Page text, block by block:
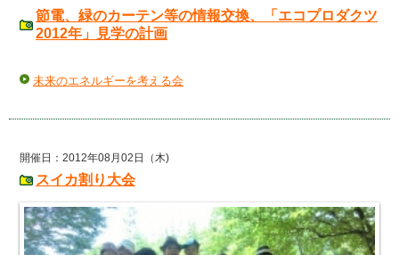
節電、緑のカーテン等の情報交換、「エコプロダクツ
2012年」見学の計画
未来のエネルギーを考える会
開催日：2012年08月02日（木)
スイカ割り大会